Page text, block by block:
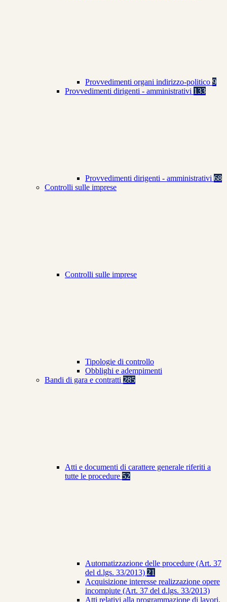
Provvedimenti organi indirizzo-politico 9
Provvedimenti dirigenti - amministrativi 133
Provvedimenti dirigenti - amministrativi 68
Controlli sulle imprese
Controlli sulle imprese
Tipologie di controllo
Obblighi e adempimenti
Bandi di gara e contratti 285
Atti e documenti di carattere generale riferiti a
tutte le procedure 52
Automatizzazione delle procedure (Art. 37
del d.lgs. 33/2013) 21
Acquisizione interesse realizzazione opere
incompiute (Art. 37 del d.lgs. 33/2013)
Atti relativi alla programmazione di lavori,